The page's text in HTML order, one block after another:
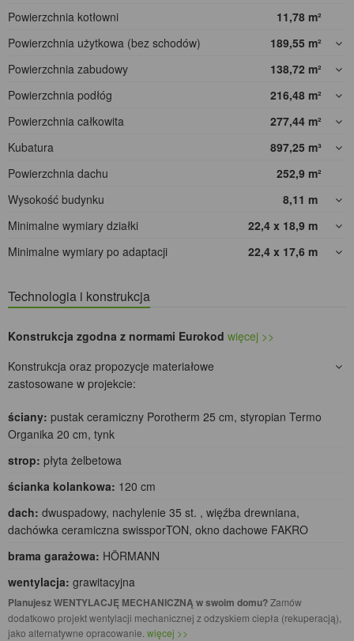
Powierzchnia kotłowni
11,78 m²
Powierzchnia użytkowa (bez schodów)
189,55 m²
Powierzchnia zabudowy
138,72 m²
Powierzchnia podłóg
216,48 m²
Powierzchnia całkowita
277,44 m²
Kubatura
897,25 m³
Powierzchnia dachu
252,9 m²
Wysokość budynku
8,11 m
Minimalne wymiary działki
22,4 x 18,9 m
Minimalne wymiary po adaptacji
22,4 x 17,6 m
Technologia i konstrukcja
Konstrukcja zgodna z normami Eurokod więcej >>
Konstrukcja oraz propozycje materiałowe
zastosowane w projekcie:
ściany: pustak ceramiczny Porotherm 25 cm, styropian Termo
Organika 20 cm, tynk
strop: płyta żelbetowa
ścianka kolankowa: 120 cm
dach: dwuspadowy, nachylenie 35 st. , więźba drewniana,
dachówka ceramiczna swissporTON, okno dachowe FAKRO
brama garażowa: HÖRMANN
wentylacja: grawitacyjna
Planujesz WENTYLACJĘ MECHANICZNĄ w swoim domu?Zamów
dodatkowo projekt wentylacji mechanicznej z odzyskiem ciepła (rekuperacją),
jako alternatywne opracowanie. więcej >>